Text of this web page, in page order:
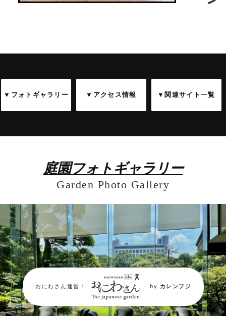
▼フォトギャラリー ▼アクセス情報 ▼関連サイト一覧
庭園フォトギャラリー
Garden Photo Gallery
おにわさん運営： by カレンフジ